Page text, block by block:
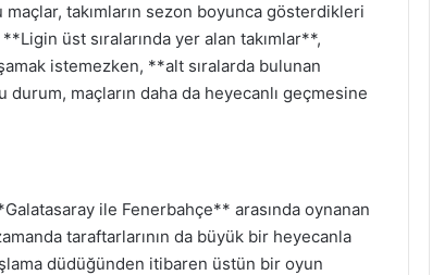
maçlar, takımların sezon boyunca gösterdikleri
üst sıralarında yer alan takımlar**,
istemezken, **alt sıralarda bulunan
maçların daha da heyecanlı geçmesine
ile Fenerbahçe** arasında oynanan
taraftarlarının da büyük bir heyecanla
düdüğünden itibaren üstün bir oyun